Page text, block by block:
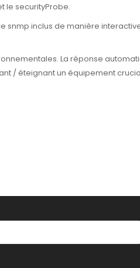
le securityProbe.
snmp inclus de manière
La réponse
/ éteignant un équipement